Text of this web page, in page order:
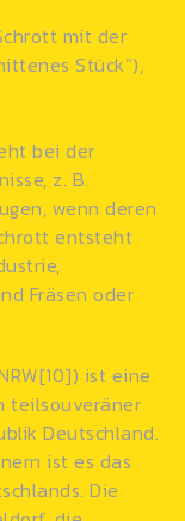
mit der
Stück“),
bei der
z. B.
, wenn deren
entsteht
Fräsen oder